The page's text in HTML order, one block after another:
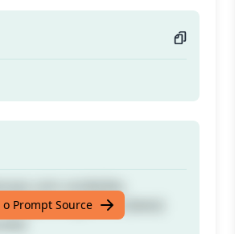
amigável ao [keto]
Prompt Source